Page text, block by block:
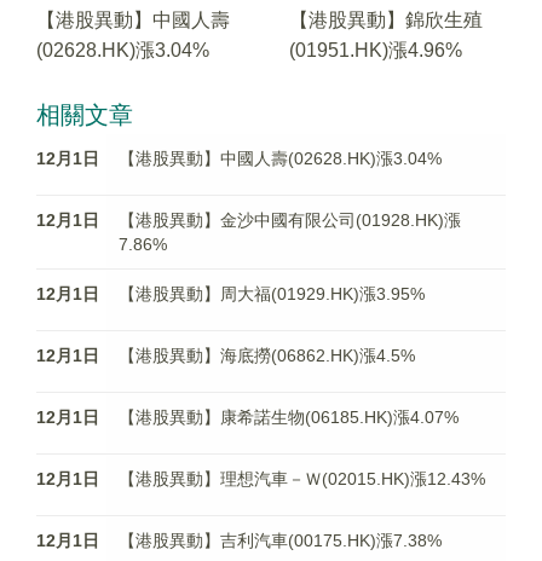
【港股異動】中國人壽
(02628.HK)漲3.04%
【港股異動】錦欣生殖
(01951.HK)漲4.96%
相關文章
12月1日 【港股異動】中國人壽(02628.HK)漲3.04%
12月1日
【港股異動】金沙中國有限公司(01928.HK)漲
7.86%
12月1日 【港股異動】周大福(01929.HK)漲3.95%
12月1日 【港股異動】海底撈(06862.HK)漲4.5%
12月1日 【港股異動】康希諾生物(06185.HK)漲4.07%
12月1日 【港股異動】理想汽車－Ｗ(02015.HK)漲12.43%
12月1日 【港股異動】吉利汽車(00175.HK)漲7.38%